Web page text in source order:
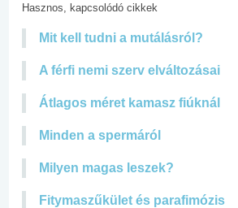
Hasznos, kapcsolódó cikkek
Mit kell tudni a mutálásról?
A férfi nemi szerv elváltozásai
Átlagos méret kamasz fiúknál
Minden a spermáról
Milyen magas leszek?
Fitymaszűkület és parafimózis